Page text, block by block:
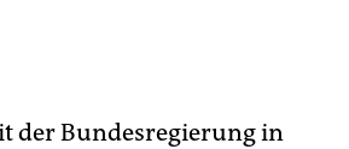
der Bundesregierung in